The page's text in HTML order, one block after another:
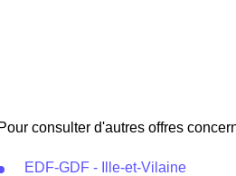
Pour consulter d'autres offres
EDF-GDF - Ille-et-Vilaine